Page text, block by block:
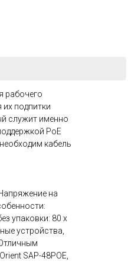
рабочего
подпитки
служит именно
PoE
кабель
на
упаковки: 80 x
устройства,
SAP-48POE,